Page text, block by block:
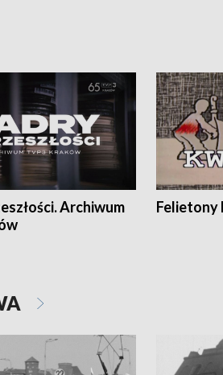
Archiwum